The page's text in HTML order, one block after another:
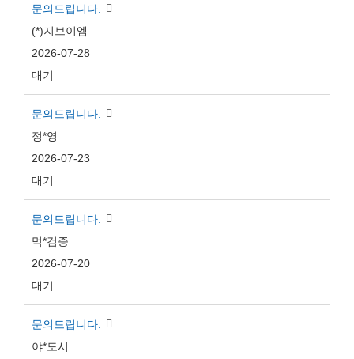
문의드립니다.
(*)지브이엠
2026-07-28
대기
문의드립니다.
정*영
2026-07-23
대기
문의드립니다.
먹*검증
2026-07-20
대기
문의드립니다.
야*도시